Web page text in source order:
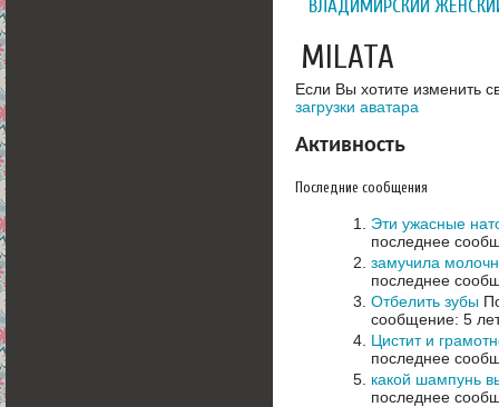
ВЛАДИМИРСКИЙ
MILATA
Если Вы хотите изменить
загрузки аватара
Активность
Последние сообщения
Эти ужасные
последнее
замучила
последнее
Отбелить зубы
сообщение: 5
Цистит и
последнее
какой шампунь
последнее